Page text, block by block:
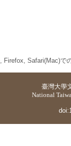
Firefox, Safari(Mac)で
臺灣大學
National